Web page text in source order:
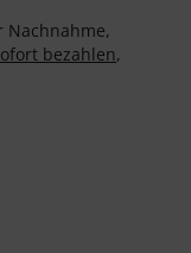
Nachnahme,
bezahlen,